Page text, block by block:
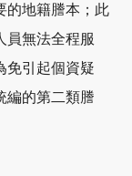
的地籍謄本；此
員無法全程服
免引起個資疑
編的第二類謄